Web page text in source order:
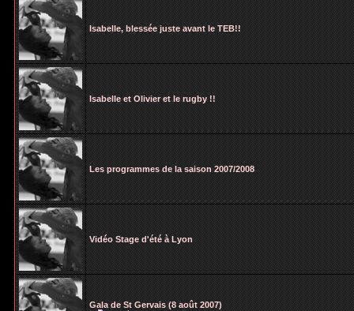
Isabelle, blessée juste avant le TEB!!
Isabelle et Olivier et le rugby !!
Les programmes de la saison 2007/2008
Vidéo Stage d'été à Lyon
Gala de St Gervais (8 août 2007)